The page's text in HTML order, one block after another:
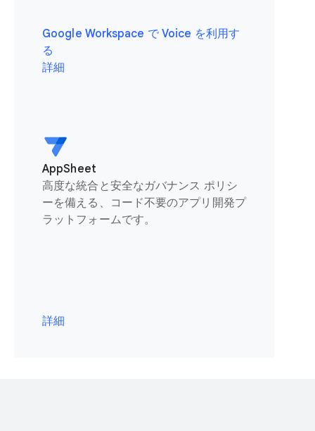
Google Workspace で Voice を利用す
る
詳細
AppSheet
高度な統合と安全なガバナンス ポリシ
ーを備える、コード不要のアプリ開発プ
ラットフォームです。
詳細